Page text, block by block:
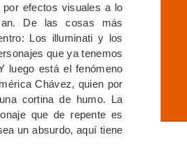
efectos visuales a lo
De las cosas más
Los illuminati y los
que ya tenemos
luego está el fenómeno
Chávez, quien por
cortina de humo. La
que de repente es
un absurdo, aquí tiene